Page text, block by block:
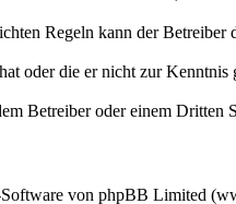
Regeln kann der
oder die er nicht zur Kenntnis
Betreiber oder einem Dritten
von phpBB Limited